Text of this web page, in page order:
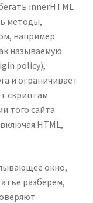
innerHTML
методы,
например
называемую
policy),
и ограничивает
скриптам
того сайта
HTML,
окно,
разберём,